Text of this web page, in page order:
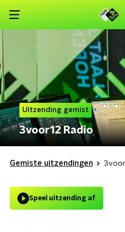
Uitzending gemist
3voor12 Radio
Gemiste uitzendingen
Speel uitzending af